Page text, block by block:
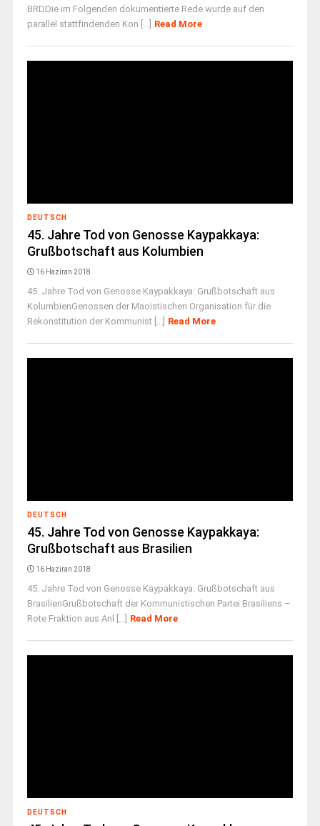
BRDDie im Folgenden dokumentierte Rede wurde auf den
parallel stattfindenden Kon [...] Read More
DEUTSCH
45. Jahre Tod von Genosse Kaypakkaya:
Grußbotschaft aus Kolumbien
16 Haziran 2018
45. Jahre Tod von Genosse Kaypakkaya: Grußbotschaft aus
KolumbienGenossen der Maoistischen Organisation für die
Rekonstitution der Kommunist [...] Read More
DEUTSCH
45. Jahre Tod von Genosse Kaypakkaya:
Grußbotschaft aus Brasilien
16 Haziran 2018
45. Jahre Tod von Genosse Kaypakkaya: Grußbotschaft aus
BrasilienGrußbotschaft der Kommunistischen Partei Brasiliens –
Rote Fraktion aus Anl [...] Read More
DEUTSCH